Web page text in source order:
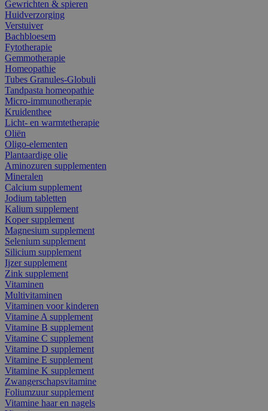
Gewrichten & spieren
Huidverzorging
Verstuiver
Bachbloesem
Fytotherapie
Gemmotherapie
Homeopathie
Tubes Granules-Globuli
Tandpasta homeopathie
Micro-immunotherapie
Kruidenthee
Licht- en warmtetherapie
Oliën
Oligo-elementen
Plantaardige olie
Aminozuren supplementen
Mineralen
Calcium supplement
Jodium tabletten
Kalium supplement
Koper supplement
Magnesium supplement
Selenium supplement
Silicium supplement
Ijzer supplement
Zink supplement
Vitaminen
Multivitaminen
Vitaminen voor kinderen
Vitamine A supplement
Vitamine B supplement
Vitamine C supplement
Vitamine D supplement
Vitamine E supplement
Vitamine K supplement
Zwangerschapsvitamine
Foliumzuur supplement
Vitamine haar en nagels